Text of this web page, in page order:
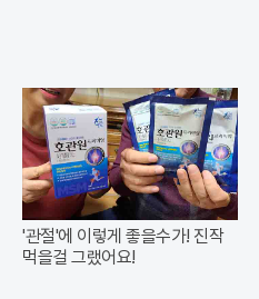
'관절'에 이렇게 좋을수가! 진작
먹을걸 그랬어요!